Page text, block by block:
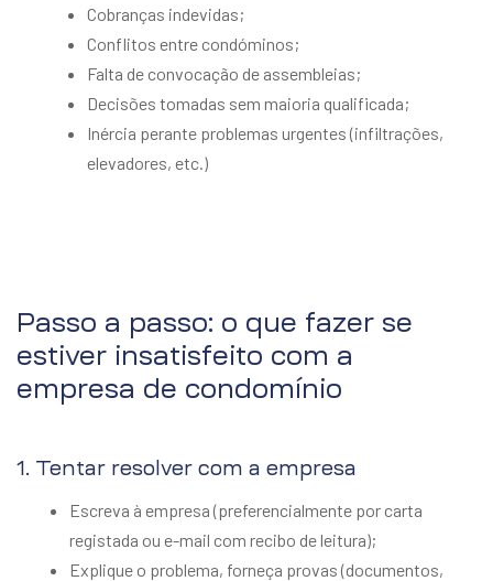
Cobranças indevidas;
Conflitos entre condóminos;
Falta de convocação de assembleias;
Decisões tomadas sem maioria qualificada;
Inércia perante problemas urgentes (infiltrações,
elevadores, etc.)
Passo a passo: o que fazer se
estiver insatisfeito com a
empresa de condomínio
1. Tentar resolver com a empresa
Escreva à empresa (preferencialmente por carta
registada ou e-mail com recibo de leitura);
Explique o problema, forneça provas (documentos,